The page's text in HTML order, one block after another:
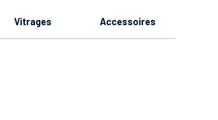
vitrages accessoires